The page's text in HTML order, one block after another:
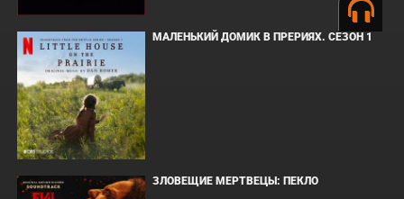
МАЛЕНЬКИЙ ДОМИК В ПРЕРИЯХ. СЕЗОН 1
ЗЛОВЕЩИЕ МЕРТВЕЦЫ: ПЕКЛО